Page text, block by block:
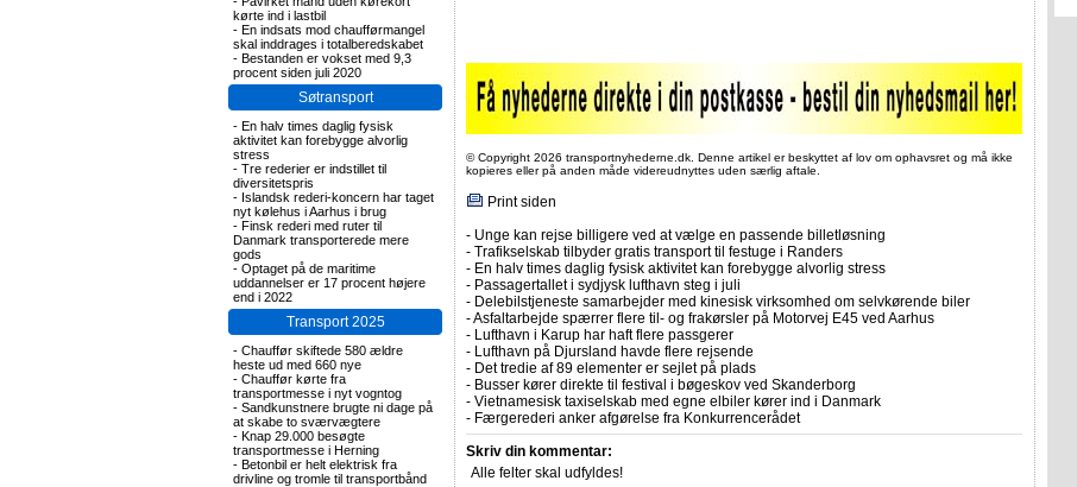
kørte ind i lastbil
- En indsats mod chaufførmangel
skal inddrages i totalberedskabet
- Bestanden er vokset med 9,3
procent siden juli 2020
Søtransport
- En halv times daglig fysisk
aktivitet kan forebygge alvorlig
stress
- Tre rederier er indstillet til
diversitetspris
- Islandsk rederi-koncern har taget
nyt kølehus i Aarhus i brug
- Finsk rederi med ruter til
Danmark transporterede mere
gods
- Optaget på de maritime
uddannelser er 17 procent højere
end i 2022
Transport 2025
- Chauffør skiftede 580 ældre
heste ud med 660 nye
- Chauffør kørte fra
transportmesse i nyt vogntog
- Sandkunstnere brugte ni dage på
at skabe to sværvægtere
- Knap 29.000 besøgte
transportmesse i Herning
- Betonbil er helt elektrisk fra
drivline og tromle til transportbånd
© Copyright 2026 transportnyhederne.dk. Denne artikel er beskyttet af lov om ophavsret og må ikke
kopieres eller på anden måde videreudnyttes uden særlig aftale.
Print siden
- Unge kan rejse billigere ved at vælge en passende billetløsning
- Trafikselskab tilbyder gratis transport til festuge i Randers
- En halv times daglig fysisk aktivitet kan forebygge alvorlig stress
- Passagertallet i sydjysk lufthavn steg i juli
- Delebilstjeneste samarbejder med kinesisk virksomhed om selvkørende biler
-Asfaltarbejde spærrer flere til- og frakørsler på Motorvej E45 ved Aarhus
- Lufthavn i Karup har haft flere passgerer
- Lufthavn på Djursland havde flere rejsende
- Det tredie af 89 elementer er sejlet på plads
- Busser kører direkte til festival i bøgeskov ved Skanderborg
- Vietnamesisk taxiselskab med egne elbiler kører ind i Danmark
- Færgerederi anker afgørelse fra Konkurrencerådet
Skriv din kommentar:
Alle felter skal udfyldes!